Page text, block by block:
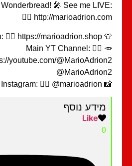
vs Wonderbread! 🎤 See me
👉🏻 http://
🥕 Main YT Channel: 👉🏻
https://youtube.com/
מידע נוסף